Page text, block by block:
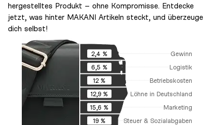
hergestelltes Produkt – ohne Kompromisse. Entdecke
jetzt, was hinter MAKANI Artikeln steckt, und überzeuge
dich selbst!
2,4 %
Gewinn
6,5 %
Logistik
12 %
Betriebskosten
12,9 %
Löhne in Deutschland
15,6 %
Marketing
19 %
Steuer & Sozialabgaben